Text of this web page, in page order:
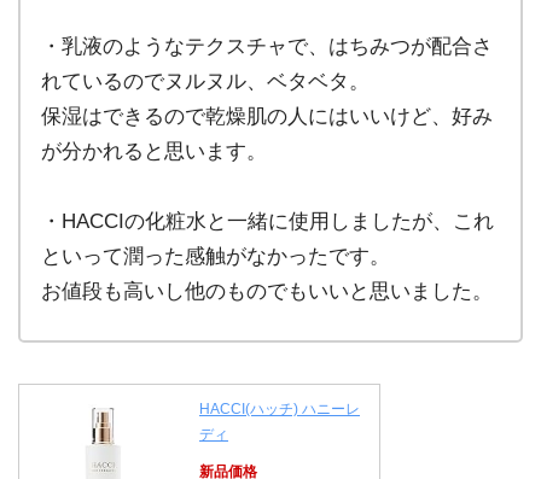
・乳液のようなテクスチャで、はちみつが配合さ
れているのでヌルヌル、ベタベタ。
保湿はできるので乾燥肌の人にはいいけど、好み
が分かれると思います。
・HACCIの化粧水と一緒に使用しましたが、これ
といって潤った感触がなかったです。
お値段も高いし他のものでもいいと思いました。
HACCI(ハッチ) ハニーレ
ディ
新品価格